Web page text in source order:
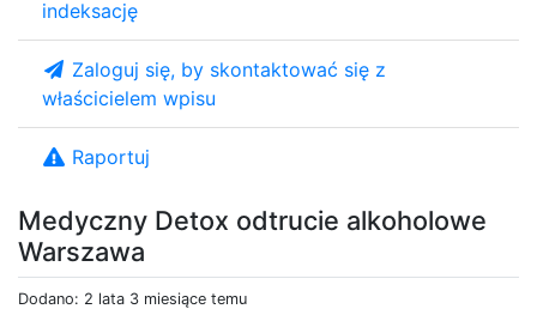
Medyczny Detox odtrucie alkoholowe
Warszawa
Dodano: 2 lata 3 miesiące temu
indeksację
Zaloguj się, by skontaktować się z
właścicielem wpisu
Raportuj